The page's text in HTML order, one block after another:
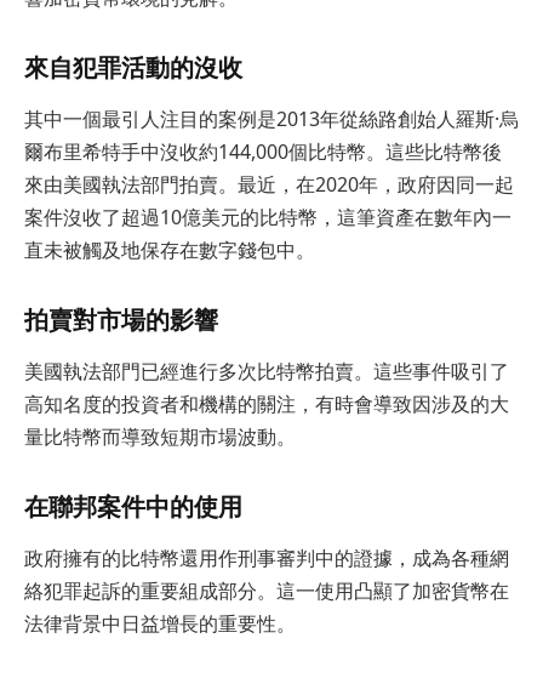
來自犯罪活動的沒收
其中一個最引人注目的案例是2013年從絲路創始人羅斯·烏
爾布里希特手中沒收約144,000個比特幣。這些比特幣後
來由美國執法部門拍賣。最近，在2020年，政府因同一起
案件沒收了超過10億美元的比特幣，這筆資產在數年內一
直未被觸及地保存在數字錢包中。
拍賣對市場的影響
美國執法部門已經進行多次比特幣拍賣。這些事件吸引了
高知名度的投資者和機構的關注，有時會導致因涉及的大
量比特幣而導致短期市場波動。
在聯邦案件中的使用
政府擁有的比特幣還用作刑事審判中的證據，成為各種網
絡犯罪起訴的重要組成部分。這一使用凸顯了加密貨幣在
法律背景中日益增長的重要性。